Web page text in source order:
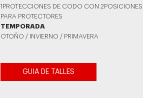
1PROTECCIONES DE CODO CON 2POSICIONES
PARA PROTECTORES
TEMPORADA
OTOÑO / INVIERNO / PRIMAVERA
GUIA DE TALLES